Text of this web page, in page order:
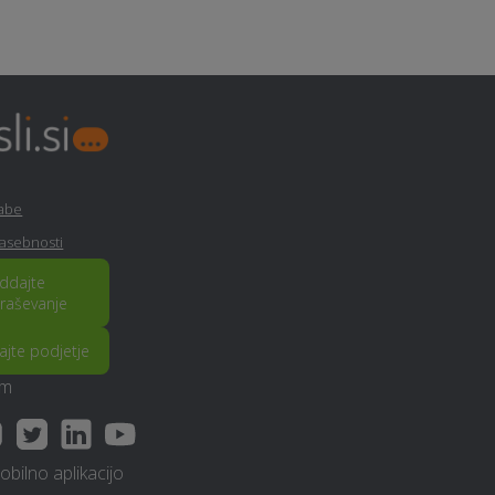
Erotična masaža - Tolmin
Manikerstvo / pedikerstvo -
Deratizacija, dezinsekcija in
podjetje
aplikacijo